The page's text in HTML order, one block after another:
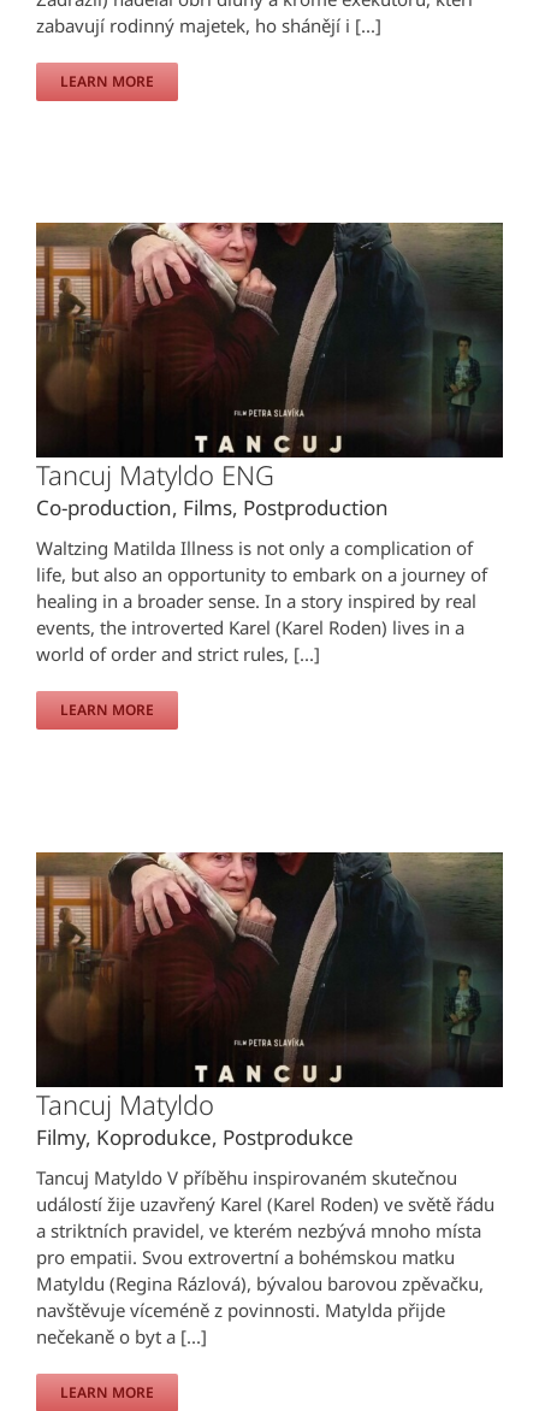
zabavují rodinný majetek, ho shánějí i [...]
LEARN MORE
Tancuj Matyldo ENG
Co-production, Films, Postproduction
Waltzing Matilda Illness is not only a complication of
life, but also an opportunity to embark on a journey of
healing in a broader sense. In a story inspired by real
events, the introverted Karel (Karel Roden) lives in a
world of order and strict rules, [...]
LEARN MORE
Tancuj Matyldo
Filmy, Koprodukce, Postprodukce
Tancuj Matyldo V příběhu inspirovaném skutečnou
událostí žije uzavřený Karel (Karel Roden) ve světě řádu
a striktních pravidel, ve kterém nezbývá mnoho místa
pro empatii. Svou extrovertní a bohémskou matku
Matyldu (Regina Rázlová), bývalou barovou zpěvačku,
navštěvuje víceméně z povinnosti. Matylda přijde
nečekaně o byt a [...]
LEARN MORE